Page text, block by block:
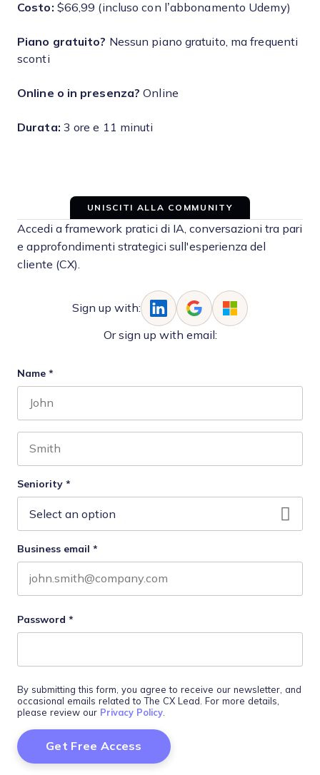
Costo: $66,99 (incluso con l’abbonamento Udemy)
Piano gratuito? Nessun piano gratuito, ma frequenti
sconti
Online o in presenza? Online
Durata: 3 ore e 11 minuti
UNISCITI ALLA COMMUNITY
Accedi a framework pratici di IA, conversazioni tra pari
e approfondimenti strategici sull'esperienza del
cliente (CX).
Sign up with:
Or sign up with email:
Name *
Seniority *
Business email *
Password *
By submitting this form, you agree to receive our newsletter, and
occasional emails related to The CX Lead. For more details,
please review our Privacy Policy